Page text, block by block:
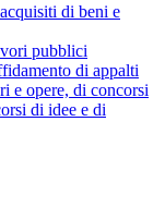
di beni e
pubblici
di appalti
e opere, di concorsi
di idee e di